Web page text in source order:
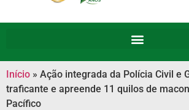
Início » Ação integrada da Polícia Civil e
traficante e apreende 11 quilos de
Pacífico